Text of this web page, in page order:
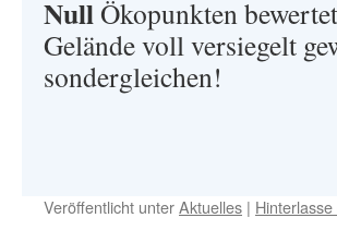
NullÖkopunkten
Gelände voll versiegelt
sondergleichen!
Veröffentlicht unterAktuelles |